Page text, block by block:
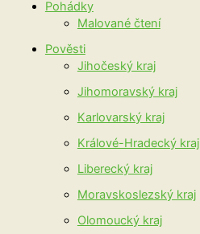
Pohádky
Malované čtení
Pověsti
Jihočeský kraj
Jihomoravský kraj
Karlovarský kraj
Králové-Hradecký kraj
Liberecký kraj
Moravskoslezský kraj
Olomoucký kraj